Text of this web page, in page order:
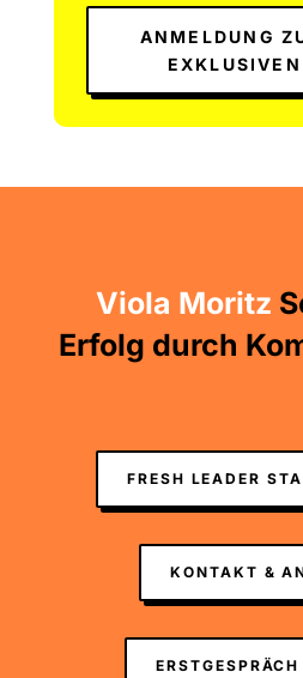
ANMELDUNG
Viola Moritz
Erfolg durch
FRESH LEADER
KONTAKT &